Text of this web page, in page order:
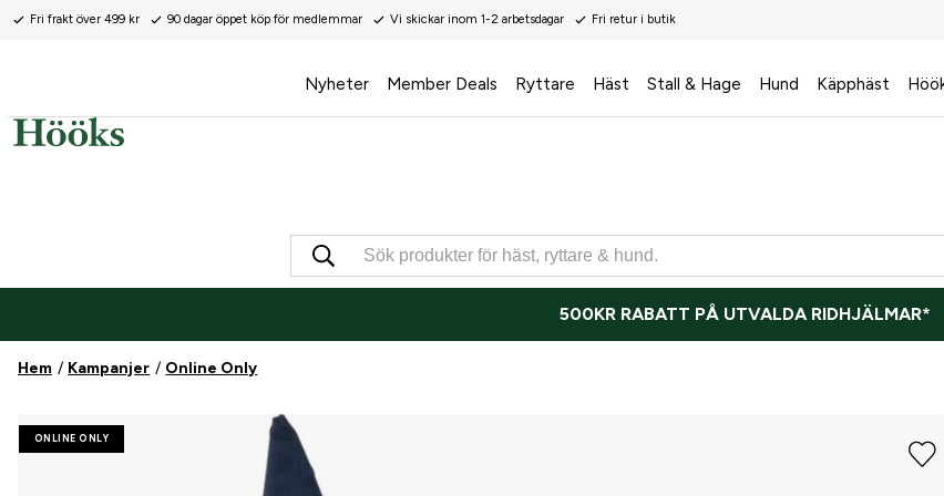
Fri frakt över 499 kr 90 dagar öppet köp för medlemmar Vi skickar inom 1-2 arbetsdagar Fri retur i butik
Nyheter Member Deals Ryttare Häst Stall & Hage Hund Käpphäst
500KR RABATT PÅ UTVALDA RIDHJÄLMAR*
Hem Kampanjer Online Only
ONLINE ONLY